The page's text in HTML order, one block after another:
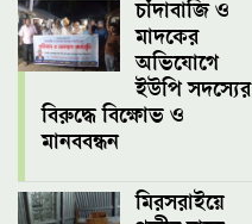
চাঁদাবাজি ও
মাদকের
অভিযোগে
ইউপি সদস্যের
বিরুদ্ধে বিক্ষোভ ও
মানববন্ধন
মিরসরাইয়ে